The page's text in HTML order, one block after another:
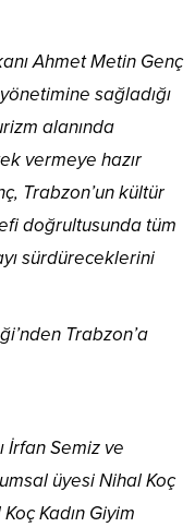
Ahmet Metin Genç
sağladığı
alanında
vermeye hazır
Trabzon’un kültür
doğrultusunda tüm
sürdüreceklerini
İrfan Semiz ve
üyesi Nihal Koç
Kadın Giyim